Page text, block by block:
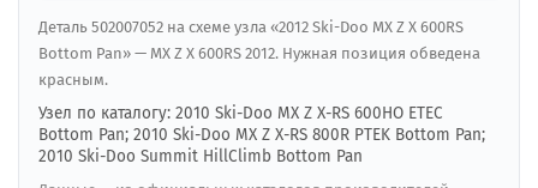
Деталь 502007052 на схеме узла «2012 Ski-Doo MX Z X 600RS
Bottom Pan» — MX Z X 600RS 2012. Нужная позиция обведена
красным.
Узел по каталогу: 2010 Ski-Doo MX Z X-RS 600HO ETEC
Bottom Pan; 2010 Ski-Doo MX Z X-RS 800R PTEK Bottom Pan;
2010 Ski-Doo Summit HillClimb Bottom Pan